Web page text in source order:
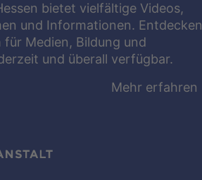
bietet vielfältige Videos,
und Informationen. Entdecken
für Medien, Bildung und
und überall verfügbar.
Mehr erfahren